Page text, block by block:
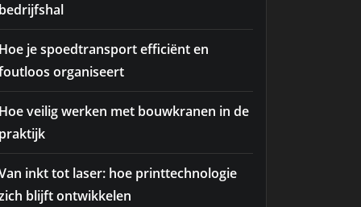
je spoedtransport efficiënt en
organiseert
veilig werken met bouwkranen in de
inkt tot laser: hoe printtechnologie
blijft ontwikkelen